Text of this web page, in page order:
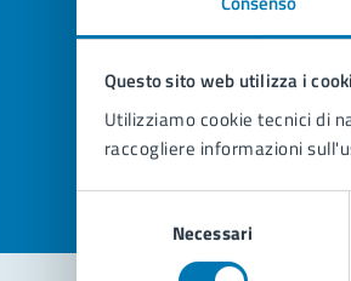
Questo sito web utilizza i
Utilizziamo cookie tecnici di
raccogliere informazioni
consenso
Necessari